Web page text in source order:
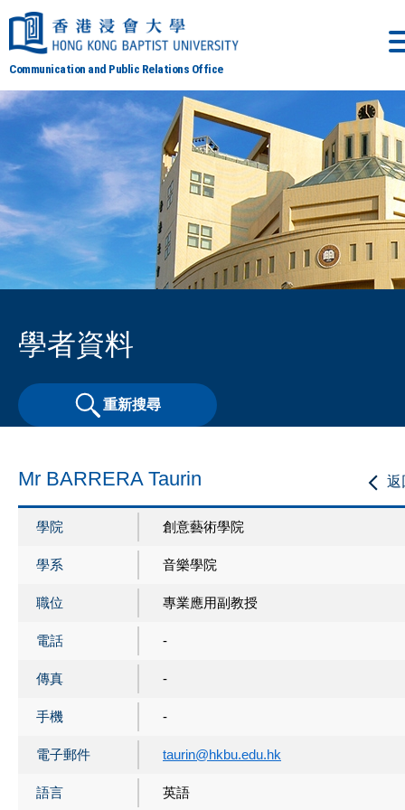
Communication and Public Relations Office
學者資料
重新搜尋
返
Mr BARRERA Taurin
學院 創意藝術學院
學系 音樂學院
職位 專業應用副教授
電話 -
傳真 -
手機 -
電子郵件 taurin@hkbu.edu.hk
語言 英語